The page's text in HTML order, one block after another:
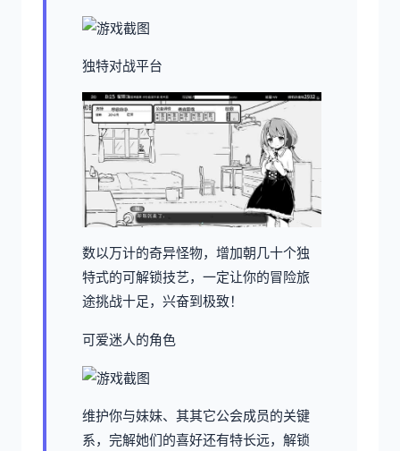
独特对战平台
数以万计的奇异怪物，增加朝几十个独
特式的可解锁技艺，一定让你的冒险旅
途挑战十足，兴奋到极致！
可爱迷人的角色
维护你与妹妹、其其它公会成员的关键
系，完解她们的喜好还有特长远，解锁